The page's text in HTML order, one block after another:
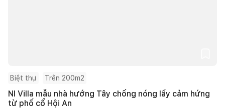
Biệt thự Trên 200m2
NI Villa mẫu nhà hướng Tây chống nóng lấy cảm hứng
từ phố cổ Hội An